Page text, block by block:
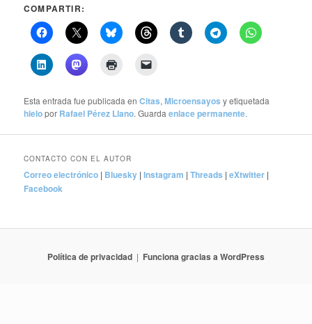
COMPARTIR:
Esta entrada fue publicada enCitas,Microensayos y etiquetada
hielopor Rafael Pérez Llano. Guardaenlace permanente.
CONTACTO CON EL AUTOR
Correo electrónico | Bluesky |Instagram |Threads |eXtwitter |
Facebook
Política de privacidad Funciona gracias a WordPress